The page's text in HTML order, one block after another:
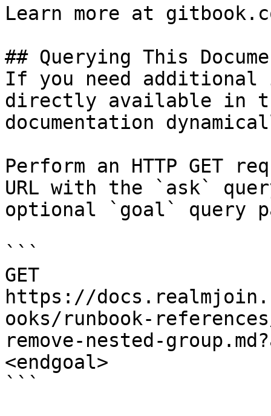
Learn more at
## Querying This
If you need
directly available in
documentation
Perform an HTTP GET
URL with the `ask`
optional `goal` query
```
GET
https://
ooks/runbook-
remove-nested-
<endgoal>
```